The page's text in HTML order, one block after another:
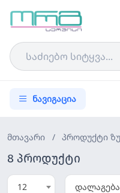
ნავიგაცია
მთავარი / პროდუქტი
8 პროდუქტი
12 დალაგება